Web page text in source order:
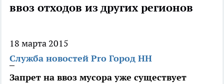
ввоз отходов из других регионов
18 марта 2015
Служба новостей Pro Город НН
Запрет на ввоз мусора уже существует